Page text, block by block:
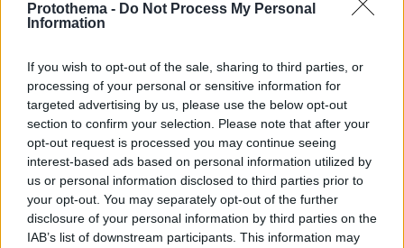
Protothema - Do Not Process My Personal
Information
If you wish to opt-out of the sale, sharing to third parties, or
processing of your personal or sensitive information for
targeted advertising by us, please use the below opt-out
section to confirm your selection. Please note that after your
opt-out request is processed you may continue seeing
interest-based ads based on personal information utilized by
us or personal information disclosed to third parties prior to
your opt-out. You may separately opt-out of the further
disclosure of your personal information by third parties on the
IAB’s list of downstream participants. This information may
Τέλος η εξ αποστάσεως εργασία στην Amazon - Ζητά
από τους υπαλλήλους να επιστρέψουν στο γραφείο
Ο τεχνολογικός κολοσσός επιστρέφει στην προ
κορωνοϊού εποχή - Από την αρχή του νέου έτους θα
τεθεί σε ισχύ η νέα οδηγία
17.09.2024, 17:08